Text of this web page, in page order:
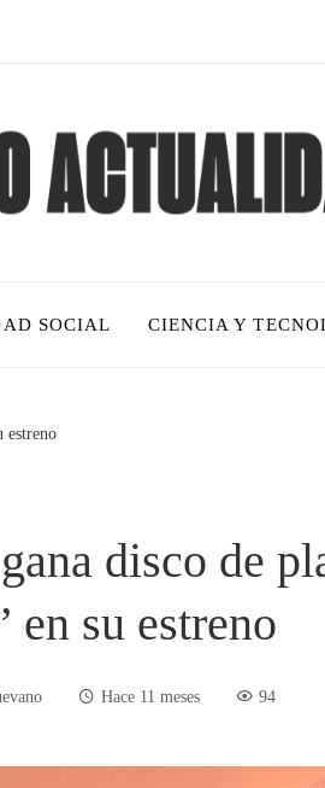
SOCIAL CIENCIA Y
estreno
disco de
en su estreno
Hace 11 meses 94